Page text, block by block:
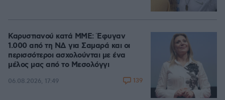
Καρυστιανού κατά ΜΜΕ: Έφυγαν
1.000 από τη ΝΔ για Σαμαρά και οι
περισσότεροι ασχολούνται με ένα
μέλος μας από το Μεσολόγγι
06.08.2026, 17:49 139